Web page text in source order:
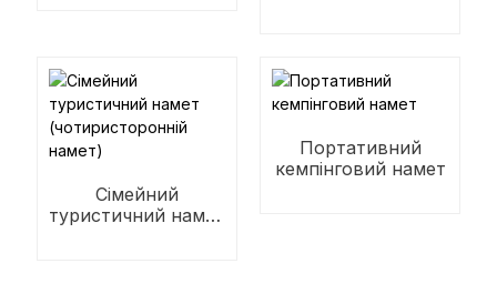
Сімейний
туристичний намет
Портативний
кемпінговий намет